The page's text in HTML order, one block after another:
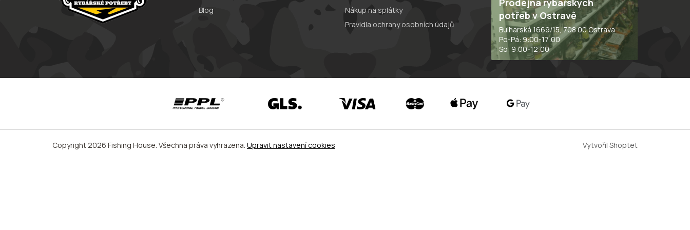
Blog
Nákup na splátky
Pravidla ochrany osobních údajů
potřeb v Ostravě
Bulharská 1669/15, 708 00 Ostrava
Po-Pá: 9:00-17:00
So: 9:00-12:00
Vytvořil Shoptet
Copyright 2026 Fishing House . Všechna práva vyhrazena. Upravit nastavení cookies